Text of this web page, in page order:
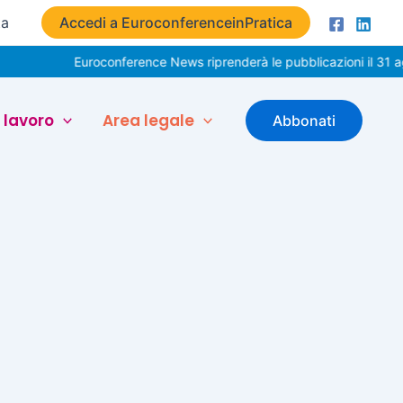
Accedi a EuroconferenceinPratica
Euroconference News riprenderà le pubblicazioni il 31
lavoro Area legale Abbonati